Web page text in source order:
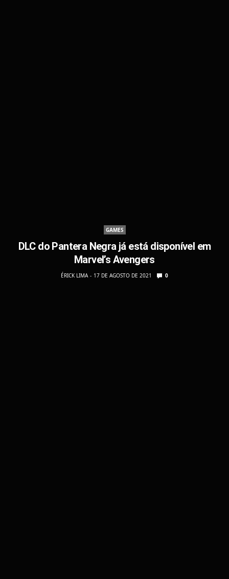
GAMES
DLC do Pantera Negra já está disponível em
Marvel’s Avengers
ÉRICK LIMA 17 DE AGOSTO DE 2021 0